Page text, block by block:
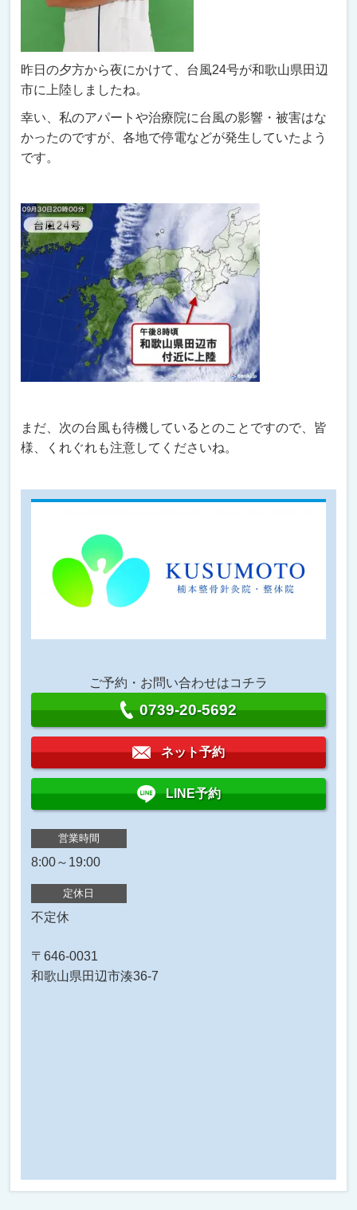
昨日の夕方から夜にかけて、台風24号が和歌山県田辺
市に上陸しましたね。
幸い、私のアパートや治療院に台風の影響・被害はな
かったのですが、各地で停電などが発生していたよう
です。
まだ、次の台風も待機しているとのことですので、皆
様、くれぐれも注意してくださいね。
ご予約・お問い合わせはコチラ
0739-20-5692
ネット予約
LINE予約
営業時間
8:00～19:00
定休日
不定休
〒646-0031
和歌山県田辺市湊36-7